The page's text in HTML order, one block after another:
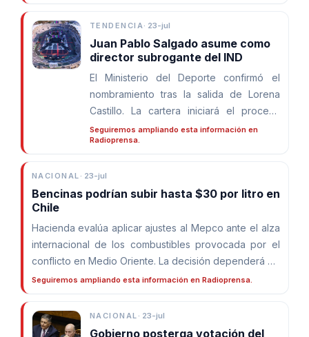
TENDENCIA · 23-jul
Juan Pablo Salgado asume como
director subrogante del IND
El Ministerio del Deporte confirmó el
nombramiento tras la salida de Lorena
Castillo. La cartera iniciará el proceso
para proveer el cargo de forma definitiva
mediante Alta Dirección Pública.
Seguiremos ampliando esta información en
Radioprensa.
NACIONAL · 23-jul
Bencinas podrían subir hasta $30 por litro en
Chile
Hacienda evalúa aplicar ajustes al Mepco ante el alza
internacional de los combustibles provocada por el
conflicto en Medio Oriente. La decisión dependerá de
la evolución de los mercados y del escenario fiscal.
Seguiremos ampliando esta información en Radioprensa.
NACIONAL · 23-jul
Gobierno posterga votación del